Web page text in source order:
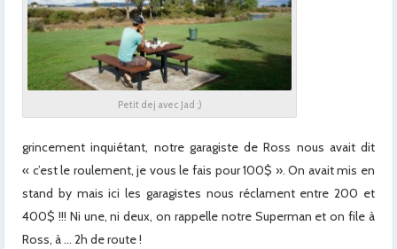
Petit dej avec Jad ;)
grincement inquiétant, notre garagiste de Ross nous avait dit
« c’est le roulement, je vous le fais pour 100$ ». On avait mis en
stand by mais ici les garagistes nous réclament entre 200 et
400$ !!! Ni une, ni deux, on rappelle notre Superman et on file à
Ross, à … 2h de route !